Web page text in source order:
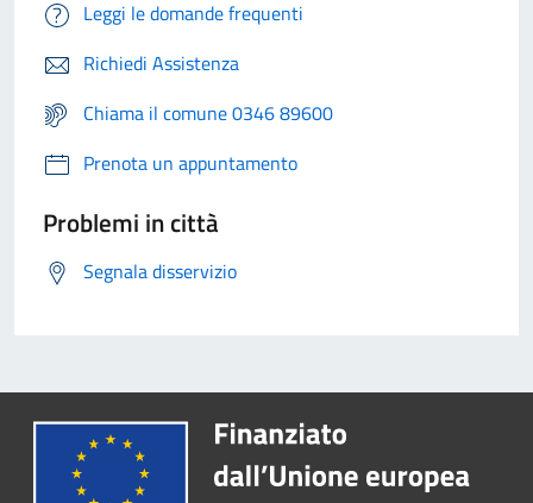
Leggi le domande frequenti
Richiedi Assistenza
Chiama il comune 0346 89600
Prenota un appuntamento
Problemi in città
Segnala disservizio